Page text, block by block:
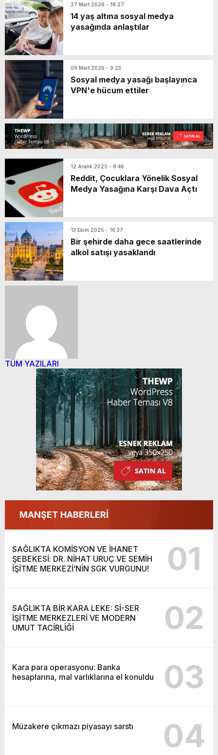
27 Mart 2026 - 18:27
14 yaş altına sosyal medya
yasağında anlaştılar
09 Mart 2026 - 9:23
Sosyal medya yasağı başlayınca
VPN'e hücum ettiler
12 Aralık 2025 - 8:46
Reddit, Çocuklara Yönelik Sosyal
Medya Yasağına Karşı Dava Açtı
13 Ekim 2025 - 16:37
Bir şehirde daha gece saatlerinde
alkol satışı yasaklandı
TÜM YAZILARI
MANŞET HABERLERİ
SAĞLIKTA KOMİSYON VE İHANET
ŞEBEKESİ: DR. NİHAT URUÇ VE SEMİH
İŞİTME MERKEZİ’NİN SGK VURGUNU!
01
SAĞLIKTA BİR KARA LEKE: Sİ-SER
İŞİTME MERKEZLERİ VE MODERN
UMUT TACİRLİĞİ
02
Kara para operasyonu: Banka
hesaplarına, mal varlıklarına el konuldu
03
Müzakere çıkmazı piyasayı sarstı 04